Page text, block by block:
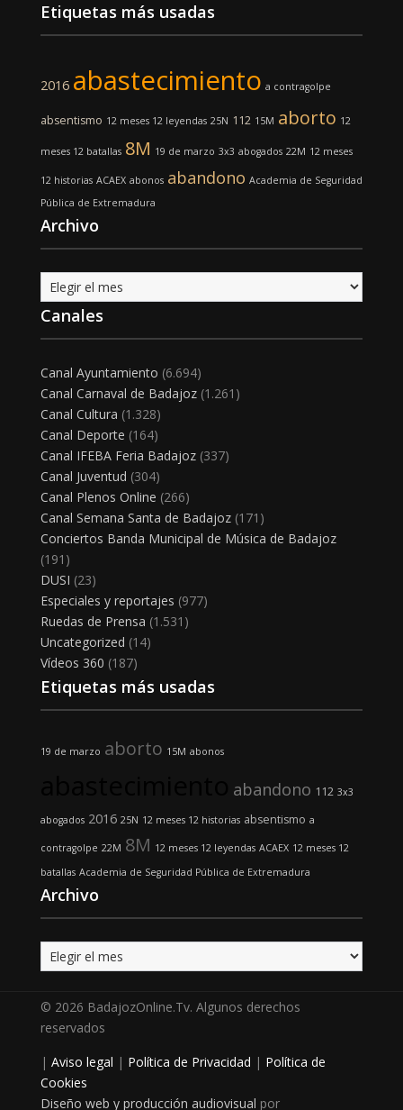
Etiquetas más usadas
2016 abastecimiento a contragolpe
absentismo 12 meses 12 leyendas 25N 112 15M aborto 12
meses 12 batallas 8M 19 de marzo 3x3 abogados 22M 12 meses
12 historias ACAEX abonos abandono Academia de Seguridad
Pública de Extremadura
Archivo
Archivo
Canales
Canal Ayuntamiento (6.694)
Canal Carnaval de Badajoz(1.261)
Canal Cultura (1.328)
Canal Deporte (164)
Canal IFEBA Feria Badajoz(337)
Canal Juventud (304)
Canal Plenos Online (266)
Canal Semana Santa de Badajoz(171)
Conciertos Banda Municipal de Música de Badajoz
(191)
DUSI (23)
Especiales y reportajes (977)
Ruedas de Prensa (1.531)
Uncategorized (14)
Vídeos 360 (187)
Etiquetas más usadas
19 de marzo aborto 15M abonos
abandono 112 3x3
abogados 2016 25N 12 meses 12 historias absentismo a
contragolpe 22M 8M 12 meses 12 leyendas ACAEX 12 meses 12
batallas Academia de Seguridad Pública de Extremadura
Archivo
Archivo
© 2026 BadajozOnline.Tv. Algunos derechos
reservados
| Aviso legal | Política de Privacidad | Política de
Cookies
Diseño web y producción audiovisual por